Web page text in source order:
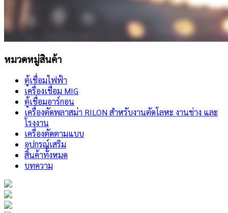
หมวดหมู่สินค้า
ตู้เชื่อมไฟฟ้า
เครื่องเชื่อม MIG
ตู้เชื่อมอาร์กอน
เครื่องตัดพลาสม่า RILON สำหรับงานตัดโลหะ งานช่าง และ
โรงงาน
เครื่องตัดตามแบบ
อุปกรณ์เสริม
สินค้าทั้งหมด
บทความ